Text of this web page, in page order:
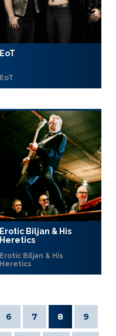
EoT
EoT
Erotic Biljan & His
Heretics
Erotic Biljan & His
Heretics
6 7 8 9